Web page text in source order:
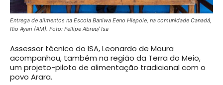
Entrega de alimentos na Escola Baniwa Eeno Hiepole, na comunidade Canadá,
Rio Ayari (AM). Foto: Fellipe Abreu/ Isa
Assessor técnico do ISA, Leonardo de Moura
acompanhou, também na região da Terra do Meio,
um projeto-piloto de alimentação tradicional com o
povo Arara.